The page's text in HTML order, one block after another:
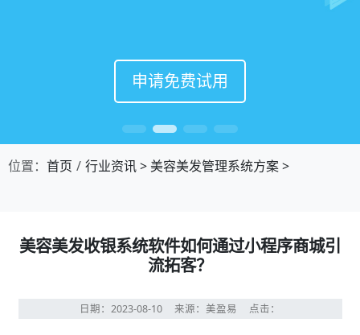
申请免费试用
申请免费试用
申请免费试用
申请免费试用
位置： 首页 行业资讯>美容美发管理系统方案>
美容美发收银系统软件如何通过小程序商城引
流拓客？
日期：2023-08-10 来源：美盈易 点击：